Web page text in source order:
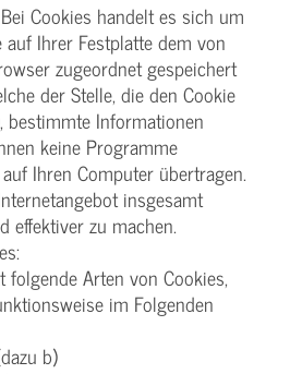
Cookies handelt es sich um
auf Ihrer Festplatte dem von
zugeordnet gespeichert
der Stelle, die den Cookie
bestimmte Informationen
keine Programme
Ihren Computer übertragen.
insgesamt
effektiver zu machen.
folgende Arten von Cookies,
im Folgenden
b)